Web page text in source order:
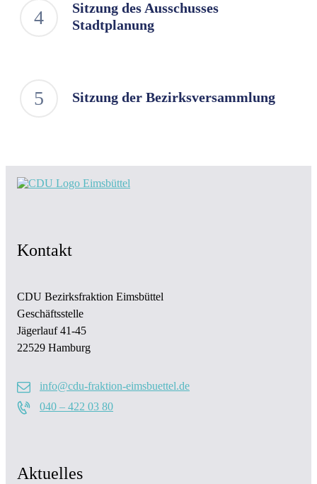
Sitzung des Ausschusses
Stadtplanung
Sitzung der Bezirksversammlung
Kontakt
CDU Bezirksfraktion Eimsbüttel
Geschäftsstelle
Jägerlauf 41-45
22529 Hamburg
info@cdu-fraktion-eimsbuettel.de
040 – 422 03 80
Aktuelles